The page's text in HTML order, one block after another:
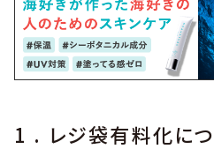
1 . レジ袋有料化に